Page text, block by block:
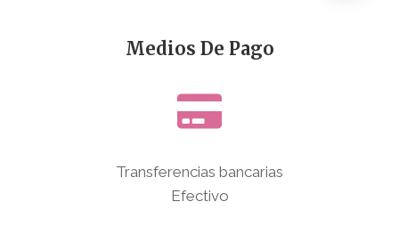
Medios De Pago
Transferencias bancarias
Efectivo